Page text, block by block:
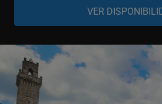
Niño
Bebé
0-3 años